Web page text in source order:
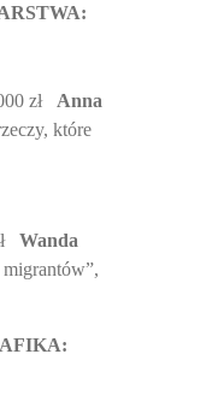
zł Anna
które
Wanda